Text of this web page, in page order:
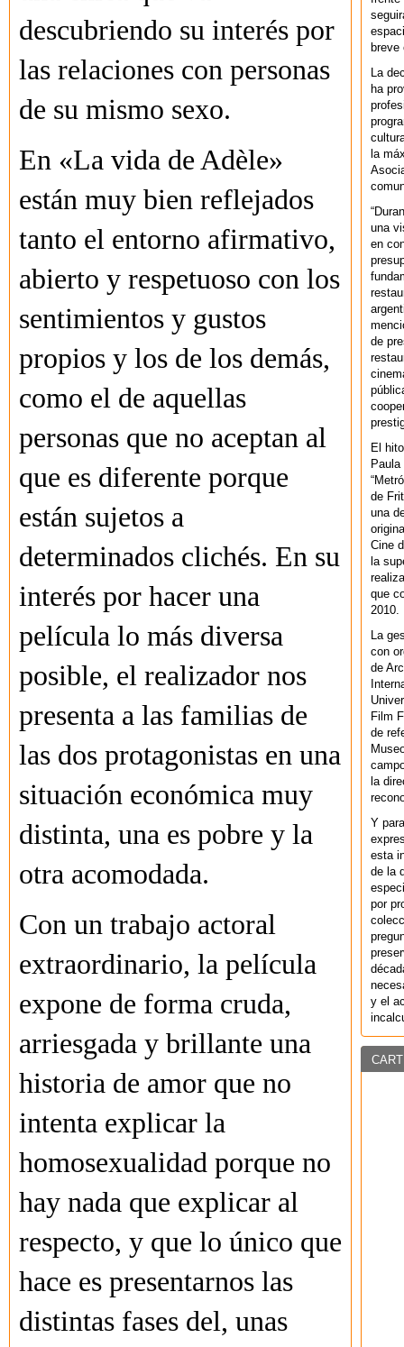
descubriendo su interés por
las relaciones con personas
de su mismo sexo.
En «La vida de Adèle»
están muy bien reflejados
tanto el entorno afirmativo,
abierto y respetuoso con los
sentimientos y gustos
propios y los de los demás,
como el de aquellas
personas que no aceptan al
que es diferente porque
están sujetos a
determinados clichés. En su
interés por hacer una
película lo más diversa
posible, el realizador nos
presenta a las familias de
las dos protagonistas en una
situación económica muy
distinta, una es pobre y la
otra acomodada.
Con un trabajo actoral
extraordinario, la película
expone de forma cruda,
arriesgada y brillante una
historia de amor que no
intenta explicar la
homosexualidad porque no
hay nada que explicar al
respecto, y que lo único que
hace es presentarnos las
distintas fases del, unas
breve
La
ha
la
una
en
de
El
de
una
Cine
la
que
2010.
La
con
de
Film
de
la
Y
esta
de la
por
y el